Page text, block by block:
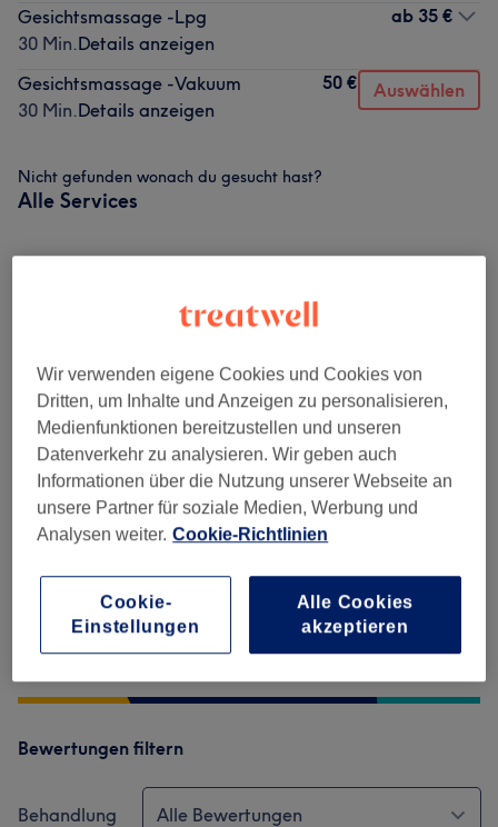
Gesichtsmassage -Lpg
30 Min.Details anzeigen
ab 35 €
Gesichtsmassage -Vakuum
30 Min.Details anzeigen
50 € Auswählen
Nicht gefunden wonach du gesucht hast?
Alle Services
Salonbewertungen
5,0 26 Bewertungen
Ambiente
Sauberkeit
Bewertungen filtern
Behandlung Alle Bewertungen
Wir verwenden eigene Cookies und Cookies von
Dritten, um Inhalte und Anzeigen zu personalisieren,
Medienfunktionen bereitzustellen und unseren
Datenverkehr zu analysieren. Wir geben auch
Informationen über die Nutzung unserer Webseite an
unsere Partner für soziale Medien, Werbung und
Analysen weiter. Cookie-Richtlinien
Cookie-
Einstellungen
Alle Cookies
akzeptieren